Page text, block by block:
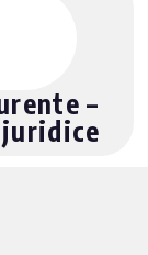
–
juridice